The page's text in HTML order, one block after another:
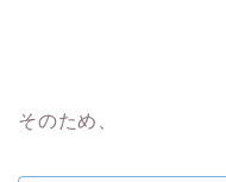
そのため、